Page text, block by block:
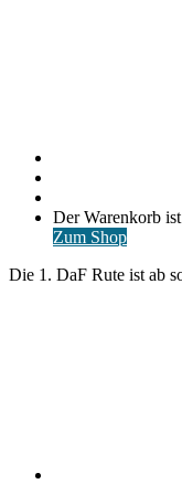
Warenkorb
ansehen
Der Warenkorb ist
Zum Shop
Die 1. DaF Rute ist ab